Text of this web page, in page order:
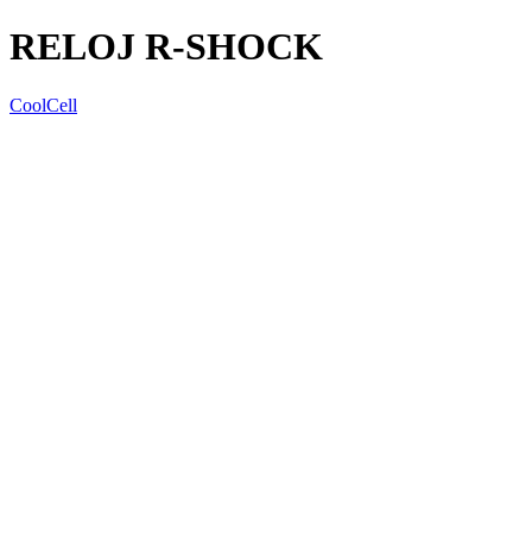
RELOJ R-SHOCK
CoolCell